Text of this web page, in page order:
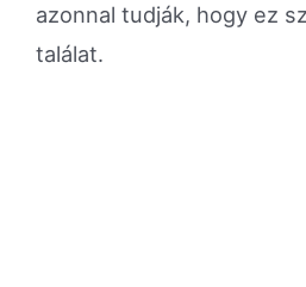
azonnal tudják, hogy ez
találat.